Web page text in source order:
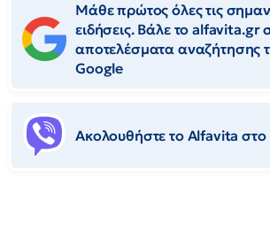
Μάθε πρώτος όλες τις
ειδήσεις. Βάλε το alfavita.gr
αποτελέσματα αναζήτησης
Google
Ακολουθήστε το Αlfavita